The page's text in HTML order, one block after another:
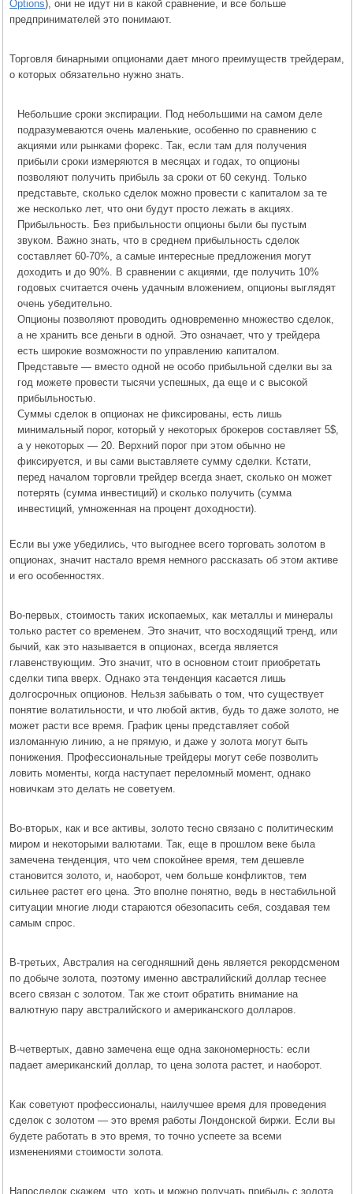
Options), они не идут ни в какой сравнение, и все больше
предпринимателей это понимают.
Торговля бинарными опционами дает много преимуществ трейдерам,
о которых обязательно нужно знать.
Небольшие сроки экспирации. Под небольшими на самом деле
подразумеваются очень маленькие, особенно по сравнению с
акциями или рынками форекс. Так, если там для получения
прибыли сроки измеряются в месяцах и годах, то опционы
позволяют получить прибыль за сроки от 60 секунд. Только
представьте, сколько сделок можно провести с капиталом за те
же несколько лет, что они будут просто лежать в акциях.
Прибыльность. Без прибыльности опционы были бы пустым
звуком. Важно знать, что в среднем прибыльность сделок
составляет 60-70%, а самые интересные предложения могут
доходить и до 90%. В сравнении с акциями, где получить 10%
годовых считается очень удачным вложением, опционы выглядят
очень убедительно.
Опционы позволяют проводить одновременно множество сделок,
а не хранить все деньги в одной. Это означает, что у трейдера
есть широкие возможности по управлению капиталом.
Представьте — вместо одной не особо прибыльной сделки вы за
год можете провести тысячи успешных, да еще и с высокой
прибыльностью.
Суммы сделок в опционах не фиксированы, есть лишь
минимальный порог, который у некоторых брокеров составляет 5$,
а у некоторых — 20. Верхний порог при этом обычно не
фиксируется, и вы сами выставляете сумму сделки. Кстати,
перед началом торговли трейдер всегда знает, сколько он может
потерять (сумма инвестиций) и сколько получить (сумма
инвестиций, умноженная на процент доходности).
Если вы уже убедились, что выгоднее всего торговать золотом в
опционах, значит настало время немного рассказать об этом активе
и его особенностях.
Во-первых, стоимость таких ископаемых, как металлы и минералы
только растет со временем. Это значит, что восходящий тренд, или
бычий, как это называется в опционах, всегда является
главенствующим. Это значит, что в основном стоит приобретать
сделки типа вверх. Однако эта тенденция касается лишь
долгосрочных опционов. Нельзя забывать о том, что существует
понятие волатильности, и что любой актив, будь то даже золото, не
может расти все время. График цены представляет собой
изломанную линию, а не прямую, и даже у золота могут быть
понижения. Профессиональные трейдеры могут себе позволить
ловить моменты, когда наступает переломный момент, однако
новичкам это делать не советуем.
Во-вторых, как и все активы, золото тесно связано с политическим
миром и некоторыми валютами. Так, еще в прошлом веке была
замечена тенденция, что чем спокойнее время, тем дешевле
становится золото, и, наоборот, чем больше конфликтов, тем
сильнее растет его цена. Это вполне понятно, ведь в нестабильной
ситуации многие люди стараются обезопасить себя, создавая тем
самым спрос.
В-третьих, Австралия на сегодняшний день является рекордсменом
по добыче золота, поэтому именно австралийский доллар теснее
всего связан с золотом. Так же стоит обратить внимание на
валютную пару австралийского и американского долларов.
В-четвертых, давно замечена еще одна закономерность: если
падает американский доллар, то цена золота растет, и наоборот.
Как советуют профессионалы, наилучшее время для проведения
сделок с золотом — это время работы Лондонской биржи. Если вы
будете работать в это время, то точно успеете за всеми
изменениями стоимости золота.
Напоследок скажем, что, хоть и можно получать прибыль с золота